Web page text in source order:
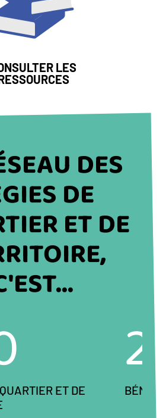
LES
DES
DE
ET DE
ET DE